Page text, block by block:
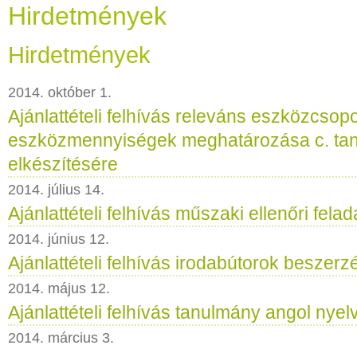
Hirdetmények
Hirdetmények
2014. október 1.
Ajánlattételi felhívás releváns
eszközmennyiségek meghatározása c.
elkészítésére
2014. július 14.
Ajánlattételi felhívás műszaki ellenőri
2014. június 12.
Ajánlattételi felhívás irodabútorok
2014. május 12.
Ajánlattételi felhívás tanulmány angol
2014. március 3.